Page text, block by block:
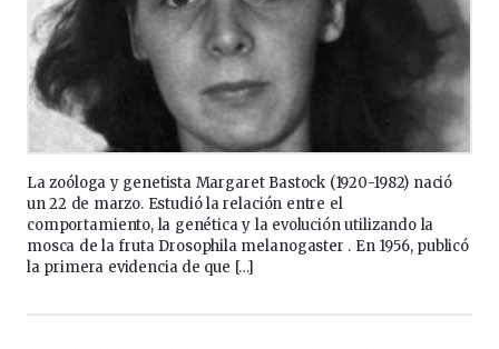
La zoóloga y genetista Margaret Bastock (1920-1982) nació
un 22 de marzo. Estudió la relación entre el
comportamiento, la genética y la evolución utilizando la
mosca de la fruta Drosophila melanogaster . En 1956, publicó
la primera evidencia de que […]